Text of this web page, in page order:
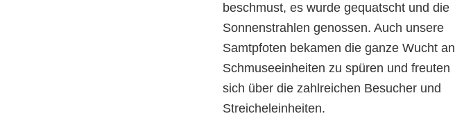
beschmust, es wurde gequatscht und die
Sonnenstrahlen genossen. Auch unsere
Samtpfoten bekamen die ganze Wucht an
Schmuseeinheiten zu spüren und freuten
sich über die zahlreichen Besucher und
Streicheleinheiten.